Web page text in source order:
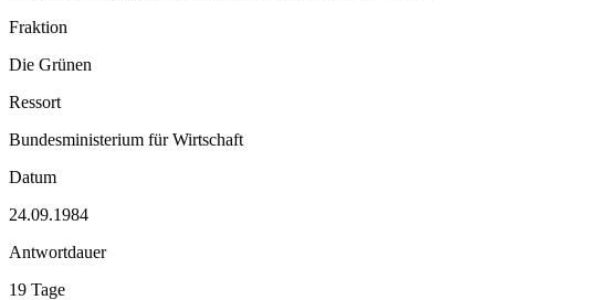
Fraktion
Die Grünen
Ressort
Bundesministerium für Wirtschaft
Datum
24.09.1984
Antwortdauer
19 Tage